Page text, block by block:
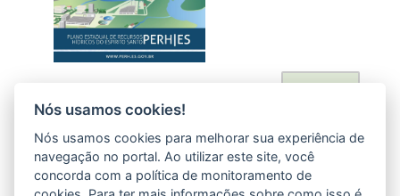
Acessar
Nós usamos cookies!
Nós usamos cookies para melhorar sua experiência de
navegação no portal. Ao utilizar este site, você
concorda com a política de monitoramento de